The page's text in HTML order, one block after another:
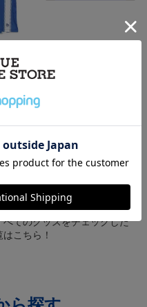
FP1st）
円
ーオ」グッズは、サポータ
てのグッズをチェックした
こちら！